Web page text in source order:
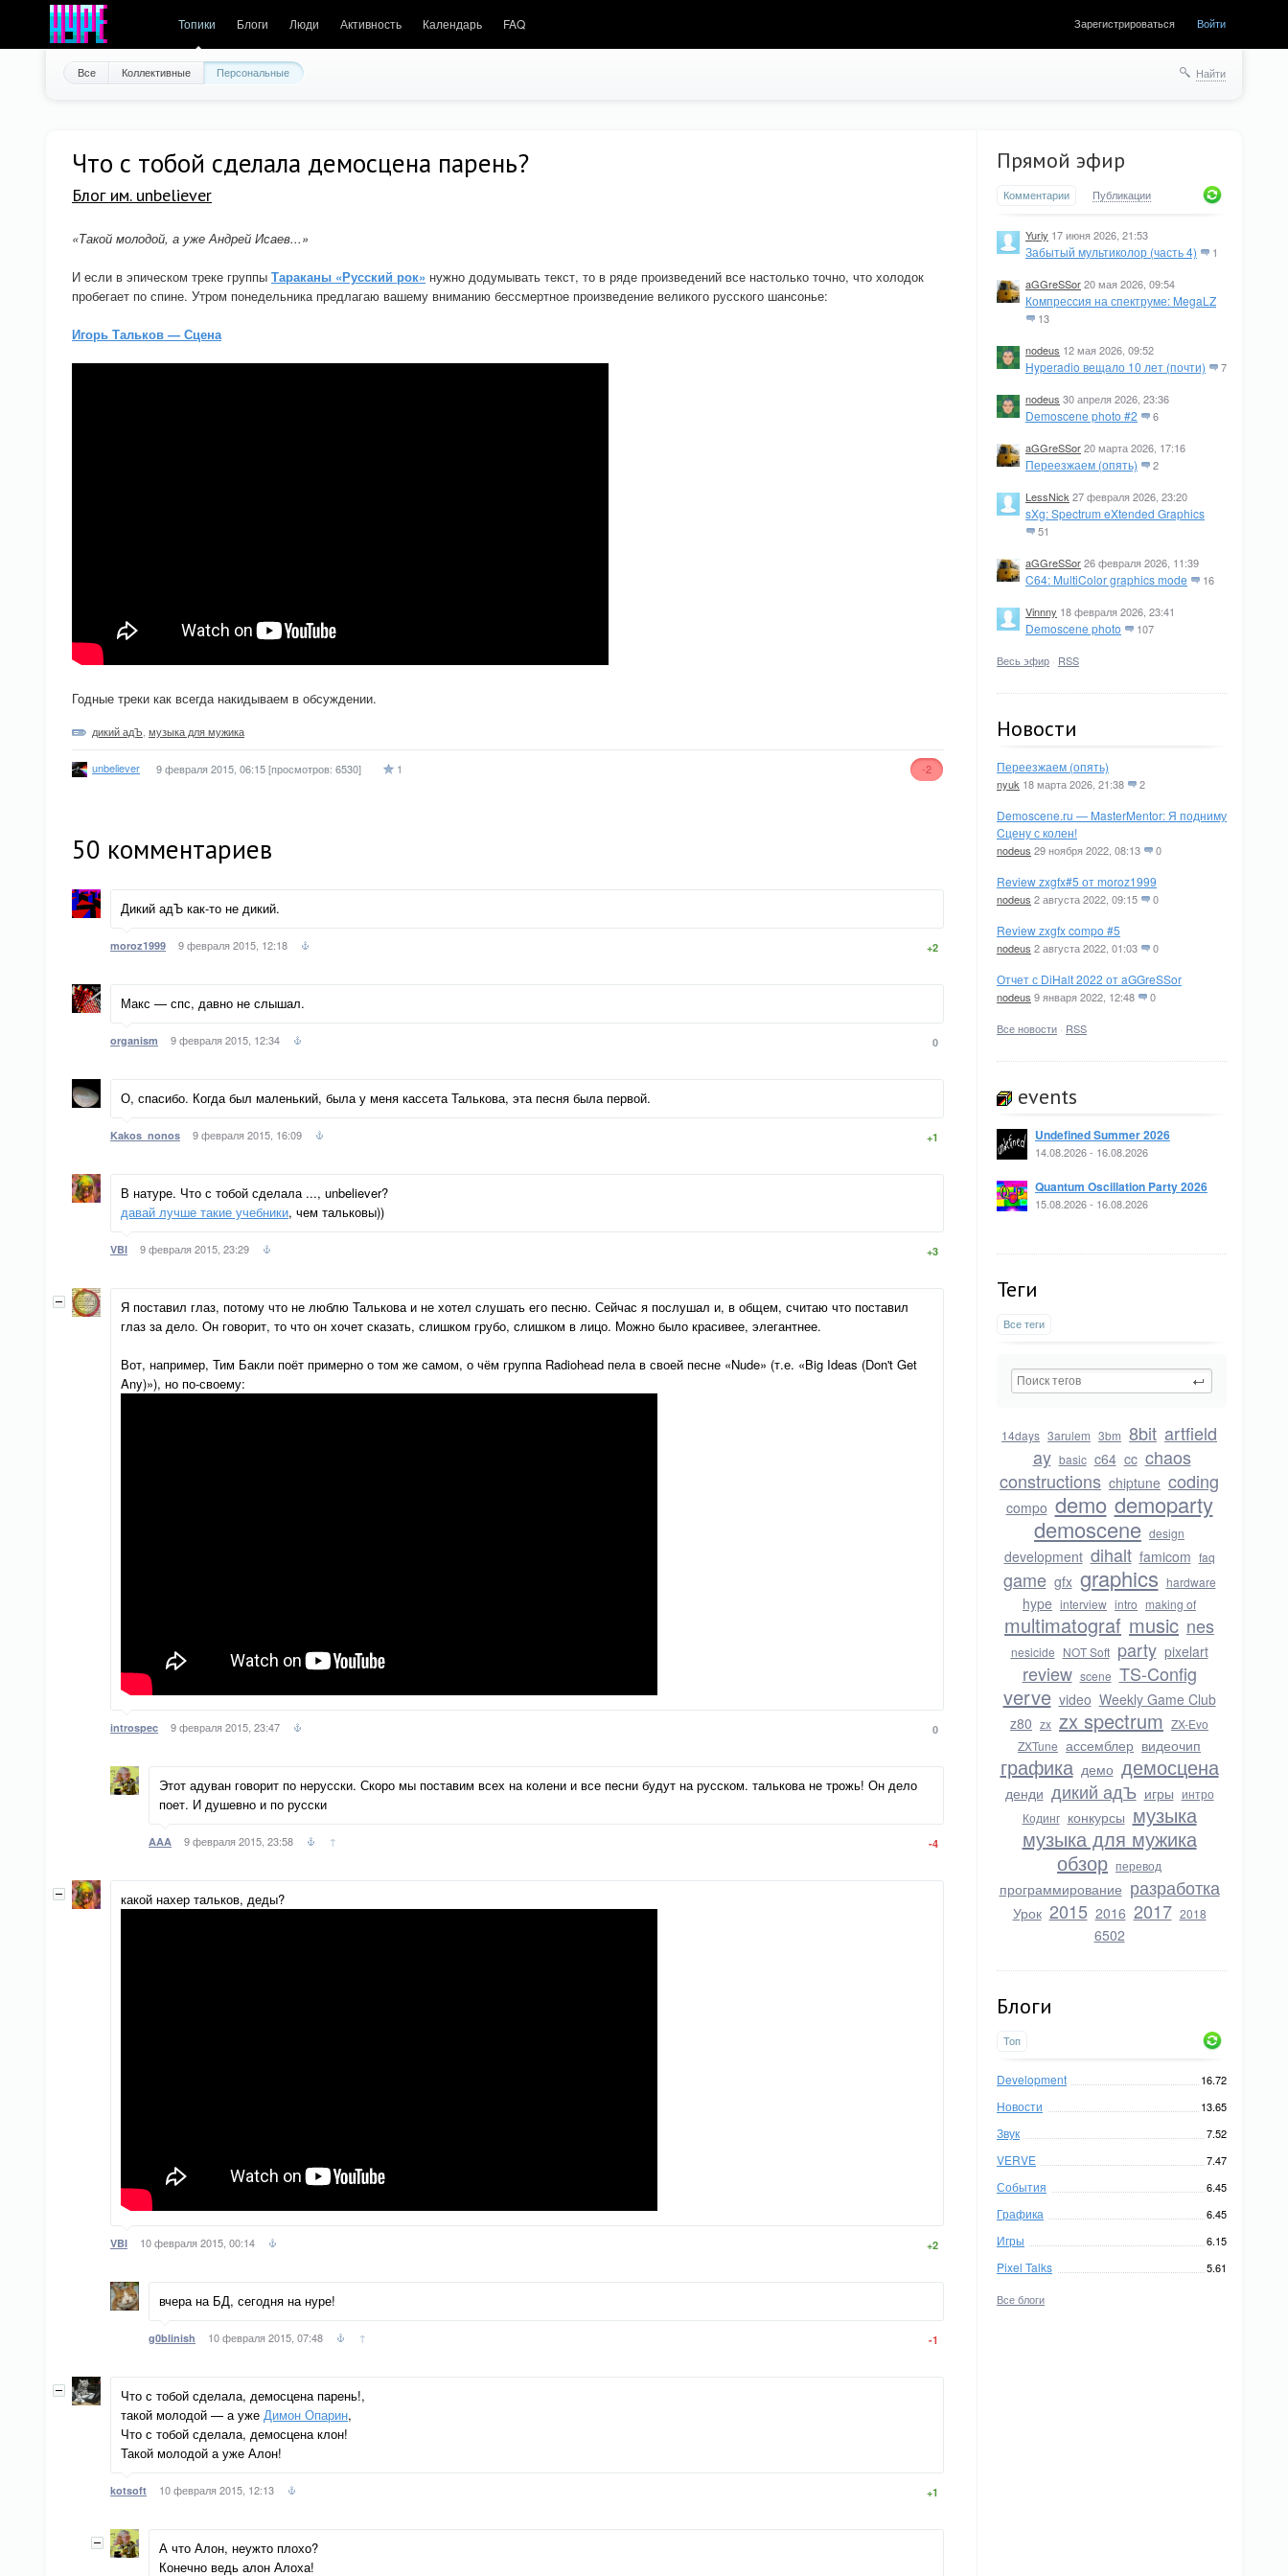
Топики Блоги Люди Активность Календарь FAQ Зарегистрироваться Войти
Все Коллективные Персональные Найти
Прямой эфир
Комментарии Публикации
Yuriy 17 июня 2026, 21:53
Забытый мультиколор (часть 4) 1
aGGreSSor20 мая 2026, 09:54
Компрессия на спектруме: MegaLZ
13
nodeus 12 мая 2026, 09:52
Hyperadio вещало 10 лет (почти) 7
nodeus 30 апреля 2026, 23:36
Demoscene photo #2 6
aGGreSSor20 марта 2026, 17:16
Переезжаем (опять) 2
LessNick 27 февраля 2026, 23:20
sXg: Spectrum eXtended Graphics
51
aGGreSSor26 февраля 2026, 11:39
C64: MultiColor graphics mode 16
Vinnny 18 февраля 2026, 23:41
Demoscene photo 107
Весь эфир · RSS
Новости
Переезжаем (опять)
nyuk 18 марта 2026, 21:38 2
Demoscene.ru — MasterMentor: Я подниму
Cцену с колен!
nodeus 29 ноября 2022, 08:13 0
Review zxgfx#5 от moroz1999
nodeus 2 августа 2022, 09:15 0
Review zxgfx compo #5
nodeus 2 августа 2022, 01:03 0
Отчет с DiHalt 2022 от aGGreSSor
nodeus 9 января 2022, 12:48 0
Все новости · RSS
events
Undefined Summer 2026
14.08.2026 - 16.08.2026
Quantum Oscillation Party 2026
15.08.2026 - 16.08.2026
Теги
Все теги
14days 3arulem 3bm 8bit artfield
ay basic c64 cc chaos
constructions chiptune coding
compo demo demoparty
demoscene design
development dihalt famicom faq
game gfx graphics hardware
hype interview intro making of
multimatograf music nes
nesicide NOT Soft party pixelart
review scene TS-Config
verve video Weekly Game Club
z80 zx zx spectrum ZX-Evo
ZXTune ассемблер видеочип
графика демо демосцена
денди дикий адЪ игры интро
Кодинг конкурсы музыка
музыка для мужика
обзор перевод
программирование разработка
Урок 2015 2016 2017 2018
6502
Блоги
Топ
Development 16.72
Новости 13.65
Звук 7.52
VERVE 7.47
События 6.45
Графика 6.45
Игры 6.15
Pixel Talks 5.61
Все блоги
Что с тобой сделала демосцена парень?
Блог им. unbeliever
«Такой молодой, а уже Андрей Исаев...»
И если в эпическом треке группы Тараканы «Русский рок» нужно додумывать текст, то в ряде произведений все настолько точно, что холодок
пробегает по спине. Утром понедельника предлагаю вашему вниманию бессмертное произведение великого русского шансонье:
Игорь Тальков — Сцена
Годные треки как всегда накидываем в обсуждении.
дикий адЪ музыка для мужика
unbeliever 9 февраля 2015, 06:15[просмотров: 6530] 1 -2
50 комментариев
Дикий адЪ как-то не дикий.
moroz1999 9 февраля 2015, 12:18 +2
Макс — спс, давно не слышал.
organism 9 февраля 2015, 12:34 0
О, спасибо. Когда был маленький, была у меня кассета Талькова, эта песня была первой.
Kakos_nonos 9 февраля 2015, 16:09 +1
В натуре. Что с тобой сделала ..., unbeliever?
давай лучше такие учебники, чем тальковы))
VBI 9 февраля 2015, 23:29 +3
Я поставил глаз, потому что не люблю Талькова и не хотел слушать его песню. Сейчас я послушал и, в общем, считаю что поставил
глаз за дело. Он говорит, то что он хочет сказать, слишком грубо, слишком в лицо. Можно было красивее, элегантнее.
Вот, например, Тим Бакли поёт примерно о том же самом, о чём группа Radiohead пела в своей песне «Nude» (т.е. «Big Ideas (Don't Get
Any)»), но по-своему:
introspec 9 февраля 2015, 23:47 0
Этот адуван говорит по нерусски. Скоро мы поставим всех на колени и все песни будут на русском. талькова не трожь! Он дело
поет. И душевно и по русски
AAA 9 февраля 2015, 23:58 -4
↑
какой нахер тальков, деды?
VBI 10 февраля 2015, 00:14 +2
вчера на БД, сегодня на нуре!
g0blinish 10 февраля 2015, 07:48 -1
↑
Что с тобой сделала, демосцена парень!,
такой молодой — а уже Димон Опарин,
Что с тобой сделала, демосцена клон!
Такой молодой а уже Алон!
kotsoft 10 февраля 2015, 12:13 +1
А что Алон, неужто плохо?
Конечно ведь алон Алоха!